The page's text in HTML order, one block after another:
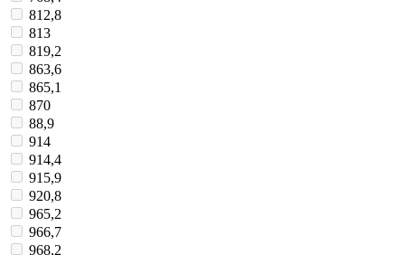
812,8
813
819,2
863,6
865,1
870
88,9
914
914,4
915,9
920,8
965,2
966,7
968,2